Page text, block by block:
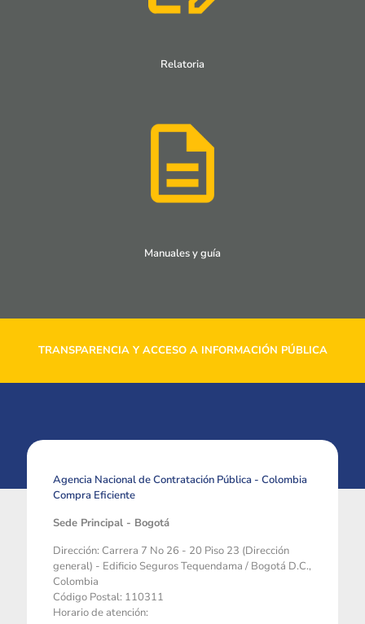
Relatoria
Manuales y guía
TRANSPARENCIA Y ACCESO A INFORMACIÓN PÚBLICA
Agencia Nacional de Contratación Pública - Colombia
Compra Eficiente
Sede Principal - Bogotá
Dirección: Carrera 7 No 26 - 20 Piso 23 (Dirección
general) - Edificio Seguros Tequendama / Bogotá D.C.,
Colombia
Código Postal: 110311
Horario de atención: